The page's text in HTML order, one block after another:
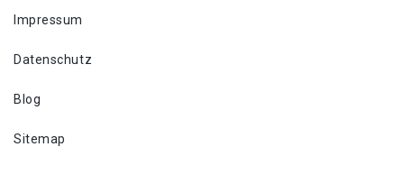
Impressum
Datenschutz
Blog
Sitemap